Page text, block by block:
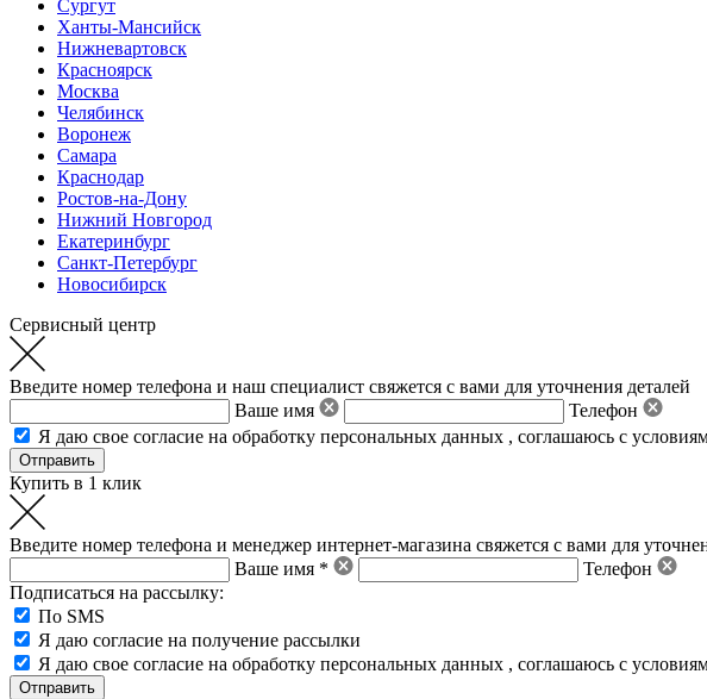
Сургут
Ханты-Мансийск
Нижневартовск
Красноярск
Москва
Челябинск
Воронеж
Самара
Краснодар
Ростов-на-Дону
Нижний Новгород
Екатеринбург
Санкт-Петербург
Новосибирск
Сервисный центр
Введите номер телефона и наш специалист свяжется с вами для уточнения деталей
Ваше имя
Телефон
Я даю свое согласие на обработку персональных данных , соглашаюсь с
Купить в 1 клик
Введите номер телефона и менеджер интернет-магазина свяжется с вами для
Ваше имя *
Телефон
Подписаться на рассылку:
По SMS
Я даю согласие на получение рассылки
Я даю свое согласие на обработку персональных данных , соглашаюсь с